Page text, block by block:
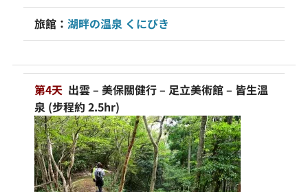
旅館： 湖畔の温泉 くにびき
第4天 出雲 – 美保關健行 – 足立美術館 – 皆生溫
泉 (步程約 2.5hr)